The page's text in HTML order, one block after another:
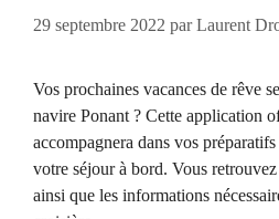
29 septembre 2022 parLaurent
Vos prochaines vacances de rêve
navire Ponant ? Cette application
accompagnera dans vos
votre séjour à bord. Vous
ainsi que les informations